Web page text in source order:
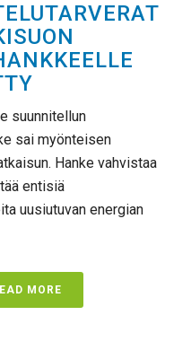
suunnitellun
sai myönteisen
Hanke vahvistaa
entisiä
uusiutuvan energian
MORE